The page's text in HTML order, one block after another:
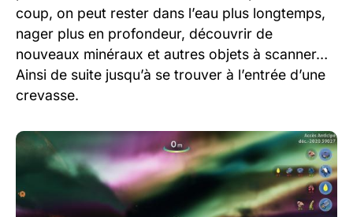
coup, on peut rester dans l’eau plus longtemps,
nager plus en profondeur, découvrir de
nouveaux minéraux et autres objets à scanner…
Ainsi de suite jusqu’à se trouver à l’entrée d’une
crevasse.